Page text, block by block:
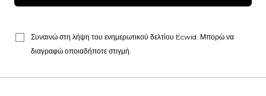
Συναινώ στη λήψη του ενημερωτικού δελτίου Ecwid. Μπορώ να
διαγραφώ οποιαδήποτε στιγμή.